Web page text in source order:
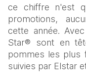
ce chiffre n'est
promotions,
cette année.
Star® sont en
pommes les plus
suivies par Elstar